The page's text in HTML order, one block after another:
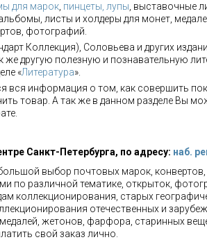
для марок пинцеты, лупы , выставочные
листы и холдеры для монет,
фотографий.
Коллекция), Соловьева и других
же другую полезную и познавательную
«Литература».
вся информация о том, как совершить
товар. А так же в данном разделе Вы
Санкт-Петербурга, по адресу: наб.
выбор почтовых марок, конвертов,
по различной тематике, открыток,
коллекционирования, старых
отечественных и
жетонов, фарфора, старинных
свой заказ лично.